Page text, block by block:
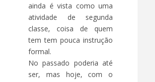
ainda é vista como uma
atividade de segunda
classe, coisa de quem
tem tem pouca instrução
formal.
No passado poderia até
ser, mas hoje, com o